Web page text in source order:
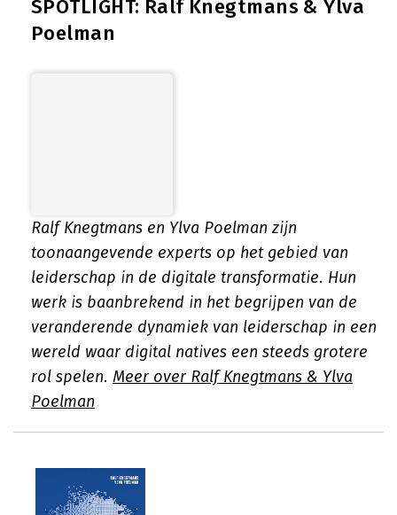
SPOTLIGHT: Ralf Knegtmans & Ylva
Poelman
Ralf Knegtmans en Ylva Poelman zijn
toonaangevende experts op het gebied van
leiderschap in de digitale transformatie. Hun
werk is baanbrekend in het begrijpen van de
veranderende dynamiek van leiderschap in een
wereld waar digital natives een steeds grotere
rol spelen. Meer over Ralf Knegtmans & Ylva
Poelman